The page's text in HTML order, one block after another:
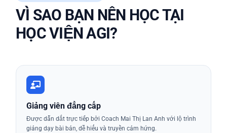
VÌ SAO BẠN NÊN HỌC TẠI
HỌC VIỆN AGI?
Giảng viên đẳng cấp
Được dẫn dắt trực tiếp bởi Coach Mai Thị Lan Anh với lộ trình
giảng dạy bài bản, dễ hiểu và truyền cảm hứng.